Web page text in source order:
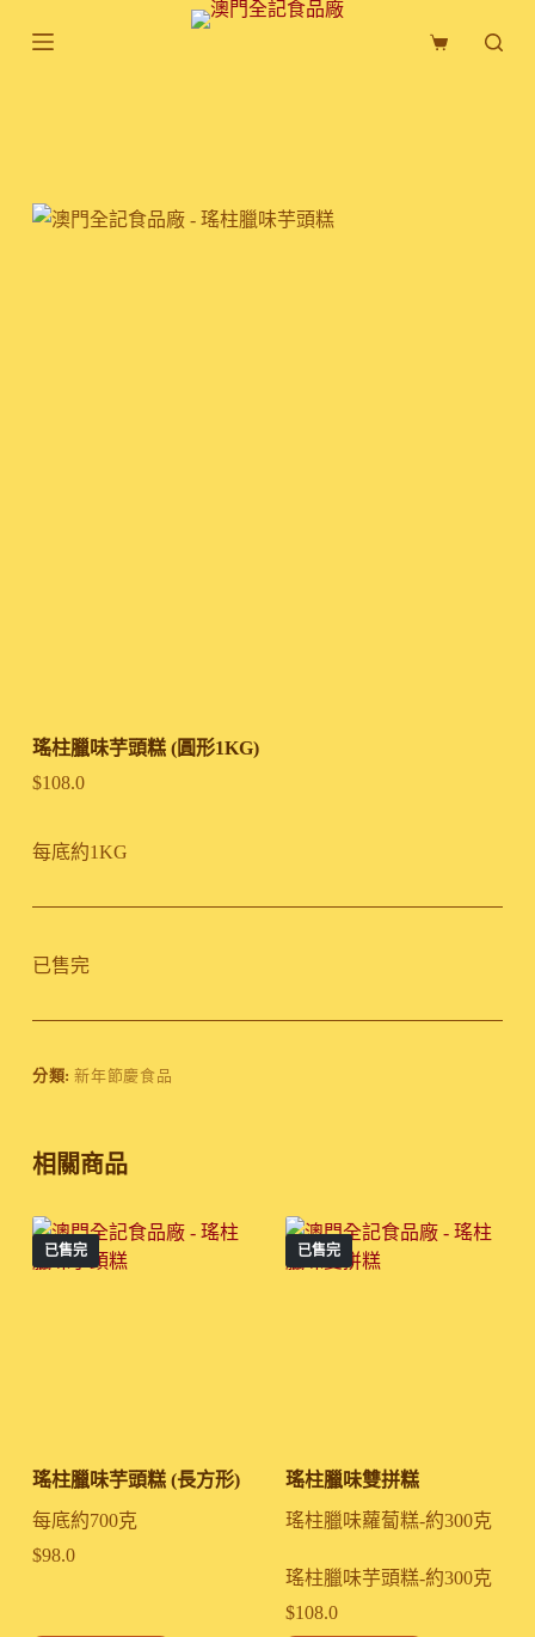
至
購
瑤柱臘味芋頭糕 (圓形1KG)
$108.0
每底約1KG
已售完
分類:新年節慶食品
相關商品
已售完
瑤柱臘味芋頭糕 (長方形)
每底約700克
$98.0
已售完
瑤柱臘味雙拼糕
瑤柱臘味蘿蔔糕-約300克
瑤柱臘味芋頭糕-約300克
$108.0